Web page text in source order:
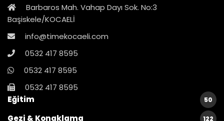
Barbaros Mah. Vahap Dayı Sok. No:3
Başiskele/KOCAELİ
info@timekocaeli.com
0532 417 8595
0532 417 8595
0532 417 8595
Eğitim
50
Gezi & Konaklama 122